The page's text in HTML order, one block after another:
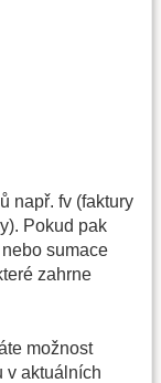
např. fv (faktury
Pokud pak
sumace
zahrne
možnost
v aktuálních